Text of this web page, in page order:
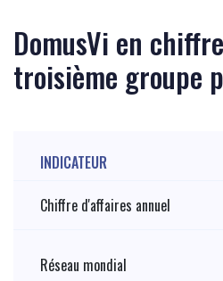
DomusVi en
troisième groupe
INDICATEUR
Chiffre d'affaires annuel
Réseau mondial